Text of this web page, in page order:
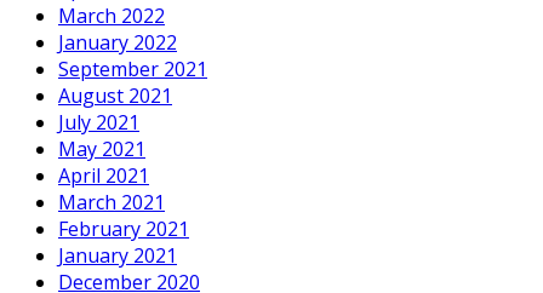
March 2022
January 2022
September 2021
August 2021
July 2021
May 2021
April 2021
March 2021
February 2021
January 2021
December 2020